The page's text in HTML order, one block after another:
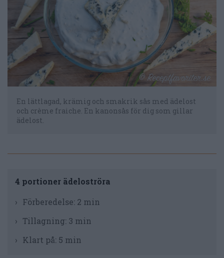
En lättlagad, krämig och smakrik sås med ädelost
och crème fraiche. En kanonsås för dig som gillar
ädelost.
4 portioner ädeloströra
Förberedelse: 2 min
Tillagning: 3 min
Klart på: 5 min